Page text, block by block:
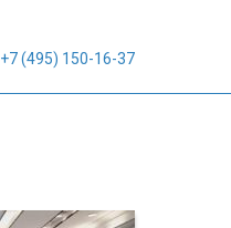
+7 (495) 150-16-37